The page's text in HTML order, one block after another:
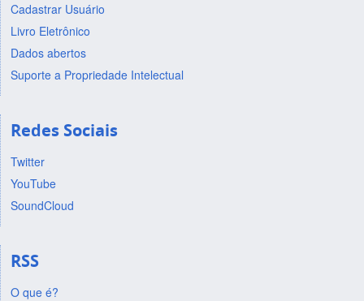
Cadastrar Usuário
Livro Eletrônico
Dados abertos
Suporte a Propriedade Intelectual
Redes Sociais
Twitter
YouTube
SoundCloud
RSS
O que é?